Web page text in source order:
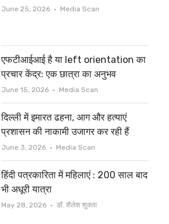
June 25, 2026 Author
Media Scan
एफटीआईआई है या left orientation का
प्रचार केंद्र: एक छात्रा का अनुभव
June 15, 2026 Author
Media Scan
दिल्ली में इमारत ढहना, आग और हत्याएं
प्रशासन की नाकामी उजागर कर रही हैं
June 3, 2026 Author
Media Scan
हिंदी पत्रकारिता में महिलाएं : 200 साल बाद
भी अधूरी यात्रा
May 28, 2026 Author
डॉ. शैलेश शुक्ला